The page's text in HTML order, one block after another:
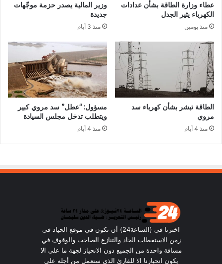
عطاء وزارة الطاقة بشأن عدادات
الكهرباء يثير الجدل
منذ يومين
وزير المالية يصدر حزمة موجّهات
جديدة
منذ 3 أيام
الطاقة تبشر بشأن كهرباء سد
مروي
منذ 4 أيام
مسؤول: “عطل” سد مروي كبير
ويتطلب تدخل مجلس السيادة
منذ 4 أيام
اخترنا في (الساعة24) أن نكون في موقع الحياد في
زمن الاستقطاب الحاد والتنازع الصاخب والوقوف في
مسافة واحدة من الجميع دون الانحياز لجهة ما على الا
يكون انحيازنا الا للقارئ الذي سنعمل من أجله على